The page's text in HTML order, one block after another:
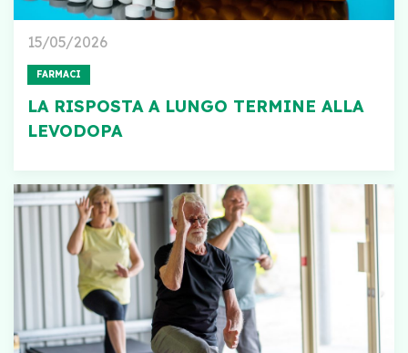
15/05/2026
FARMACI
LA RISPOSTA A LUNGO TERMINE ALLA
LEVODOPA